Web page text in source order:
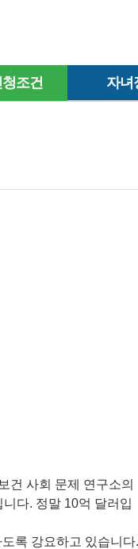
조건 자녀
건 사회 문제 연구소의
다. 정말 10억 달러입
록 강요하고 있습니다.